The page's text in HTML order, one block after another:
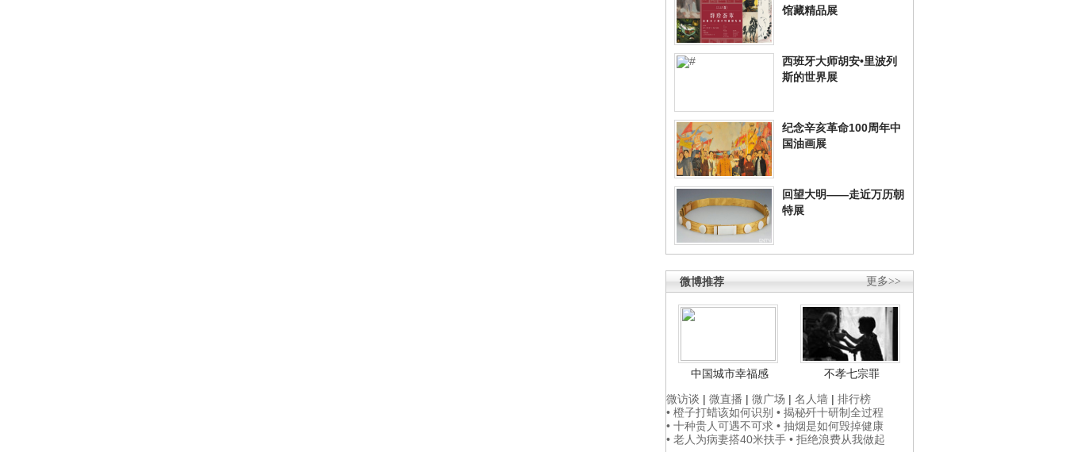
馆藏精品展
西班牙大师胡安•里波列
斯的世界展
纪念辛亥革命100周年中
国油画展
回望大明——走近万历朝
特展
更多>>
微博推荐
中国城市幸福感
不孝七宗罪
微访谈 | 微直播 | 微广场 | 名人墙 | 排行榜
• 橙子打蜡该如何识别 • 揭秘歼十研制全过程
• 十种贵人可遇不可求 • 抽烟是如何毁掉健康
• 老人为病妻搭40米扶手 • 拒绝浪费从我做起